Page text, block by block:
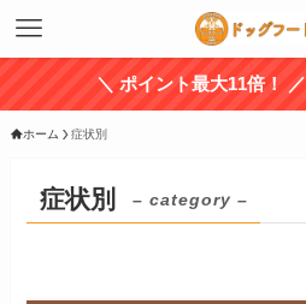
＼ ポイント最大11倍！ ／
ホーム 症状別
症状別 – category –